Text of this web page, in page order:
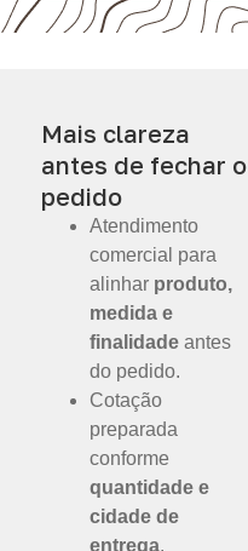
Mais clareza
antes de fechar o
pedido
Atendimento
comercial para
alinhar produto,
medida e
finalidade antes
do pedido.
Cotação
preparada
conforme
quantidade e
cidade de
entrega.